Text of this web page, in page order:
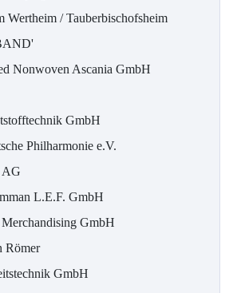
Wertheim / Tauberbischofsheim
Nonwoven Ascania GmbH
GmbH
Philharmonie e.V.
AG
L.E.F. GmbH
GmbH
Römer
GmbH